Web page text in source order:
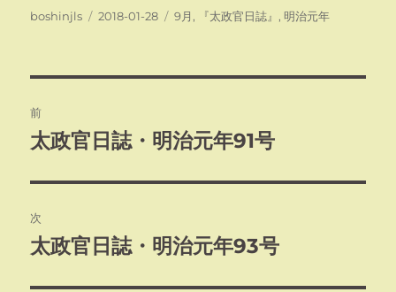
投
boshinjls
投
2018-01-28
カ
9月 , 『太政官日誌』 , 明治元年
稿
ビ
ゲ
ー
前
前
投
稿:
太政官日誌・明治元年91号
次
次
太政官日誌・明治元年93号